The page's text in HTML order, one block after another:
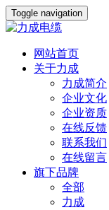
Toggle navigation
网站首页
关于力成
力成简介
企业文化
企业资质
在线反馈
联系我们
在线留言
旗下品牌
全部
力成